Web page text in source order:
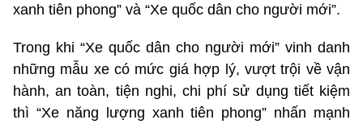
xanh tiên phong” và “Xe quốc dân cho người mới”.
Trong khi “Xe quốc dân cho người mới” vinh danh
những mẫu xe có mức giá hợp lý, vượt trội về vận
hành, an toàn, tiện nghi, chi phí sử dụng tiết kiệm
thì “Xe năng lượng xanh tiên phong” nhấn mạnh